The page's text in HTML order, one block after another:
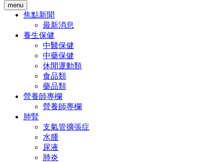
menu
焦點新聞
最新消息
養生保健
中醫保健
中藥保健
休閒運動類
食品類
藥品類
營養師專欄
營養師專欄
肺腎
支氣管擴張症
水腫
尿液
肺炎